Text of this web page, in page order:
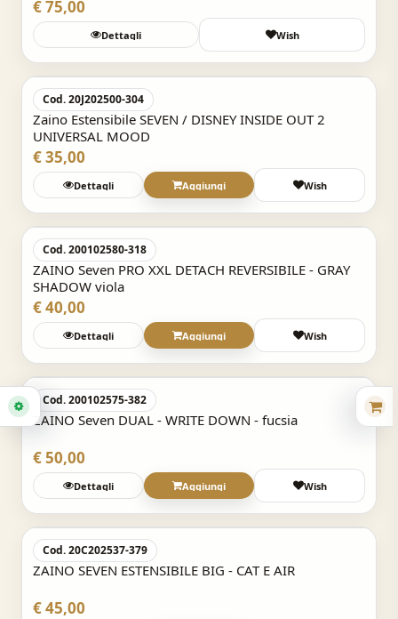
€ 75,00
Dettagli Wish
Acquisto Veloce
Cod. 20J202500-304
Zaino Estensibile SEVEN / DISNEY INSIDE OUT 2
UNIVERSAL MOOD
€ 35,00
Dettagli Aggiungi Wish
Acquisto Veloce
Cod. 200102580-318
ZAINO Seven PRO XXL DETACH REVERSIBILE - GRAY
SHADOW viola
€ 40,00
Dettagli Aggiungi Wish
Acquisto Veloce
Cod. 200102575-382
ZAINO Seven DUAL - WRITE DOWN - fucsia
€ 50,00
Dettagli Aggiungi Wish
Acquisto Veloce
Cod. 20C202537-379
ZAINO SEVEN ESTENSIBILE BIG - CAT E AIR
€ 45,00